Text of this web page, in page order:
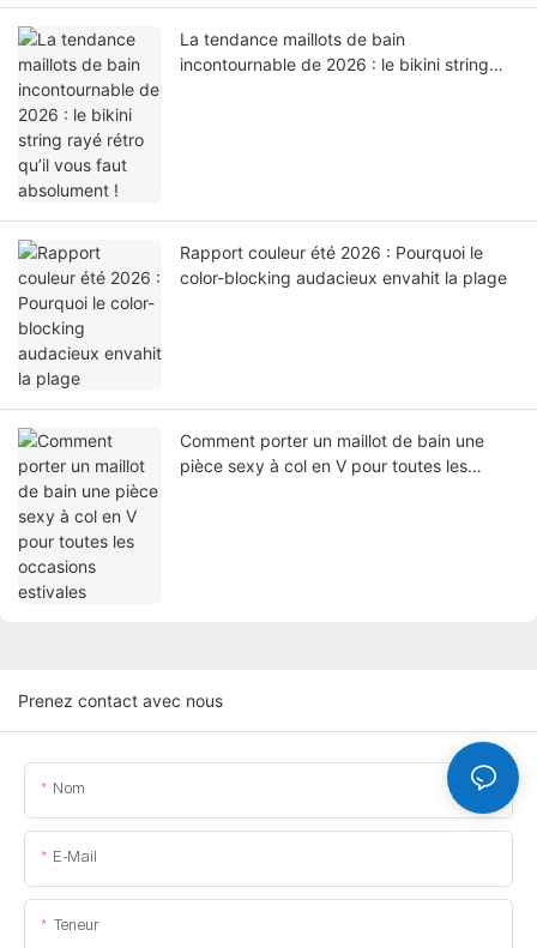
La tendance maillots de bain
incontournable de 2026 : le bikini string
Rapport couleur été 2026 : Pourquoi le
color-blocking audacieux envahit la plage
Comment porter un maillot de bain une
pièce sexy à col en V pour toutes les
Prenez contact avec nous
Nom
E-Mail
Teneur